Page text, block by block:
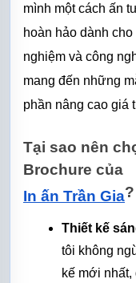
mình một cách ấn
hoàn hảo dành
nghiệm và công
mang đến những
phần nâng cao giá
Tại sao nên
Brochure của
In ấn Trần Gia?
Thiết kế
tôi không
kế mới nhất,